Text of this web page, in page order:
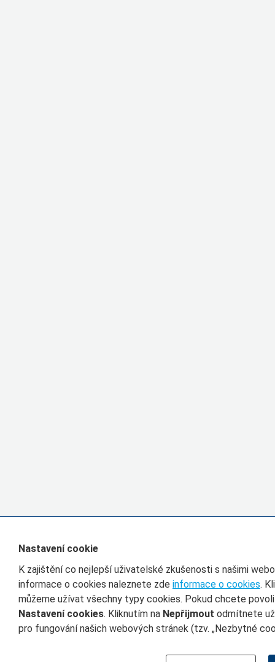
Nastavení cookie
K zajištění co nejlepší uživatelské zkušenosti s našimi
informace o cookies naleznete zde informace o cookies.
můžeme užívat všechny typy cookies. Pokud chcete
Nastavení cookies. Kliknutím na Nepřijmout odmítnete
pro fungování našich webových stránek (tzv. „Nezbytné